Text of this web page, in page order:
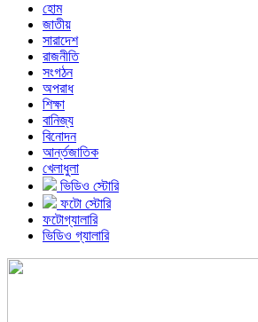
হোম
জাতীয়
সারাদেশ
রাজনীতি
সংগঠন
অপরাধ
শিক্ষা
বানিজ্য
বিনোদন
আর্ন্তজাতিক
খেলাধুলা
ভিডিও স্টোরি
ফটো স্টোরি
ফটোগ্যালারি
ভিডিও গ্যালারি